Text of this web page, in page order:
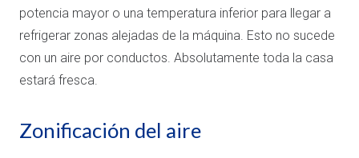
potencia mayor o una temperatura inferior para llegar a
refrigerar zonas alejadas de la máquina. Esto no sucede
con un aire por conductos. Absolutamente toda la casa
estará fresca.
Zonificación del aire